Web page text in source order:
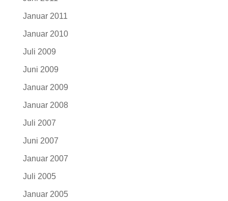
Januar 2011
Januar 2010
Juli 2009
Juni 2009
Januar 2009
Januar 2008
Juli 2007
Juni 2007
Januar 2007
Juli 2005
Januar 2005